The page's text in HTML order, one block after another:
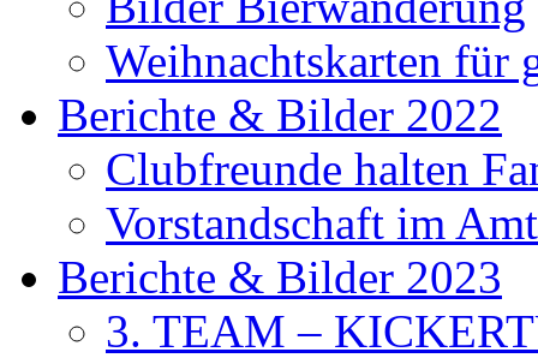
Weihnachtskarten für
Berichte & Bilder 2022
Clubfreunde halten
Vorstandschaft im
Berichte & Bilder 2023
3. TEAM –